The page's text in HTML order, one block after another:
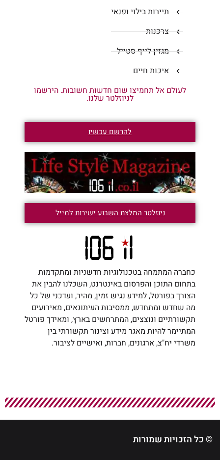
תיירות בילוי ופנאי
צרכנות
מגזין לייף סטייל
איכות חיים
לעולם אל תחמיצו שום חדשות חשובות. הירשמו
לניוזלטר שלנו.
להרשם עכשיו
ניוזלטר המלצת השבוע ישירות למייל
כחברה המתמחה בטכנולוגיות חדשניות ומתקדמות
בתחום התוכן והפרסום באינטרנט, השכלנו להבין את
הצורך בפורטל, למידע נגיש זמין, מהיר, ועדכני של כל
מה שחדש ומתחדש, ממסיבות העיתונאים, מאירועים
תקשורתיים ונוצצים, המתרחשים בארץ, ומאידך פורטל
המתיימר להיות מאגר מידע וצינור תקשורתי בין
משרדי יח"צ, ארגונים, חברות, ואישיים לציבור.
© כל הזכויות שמורות